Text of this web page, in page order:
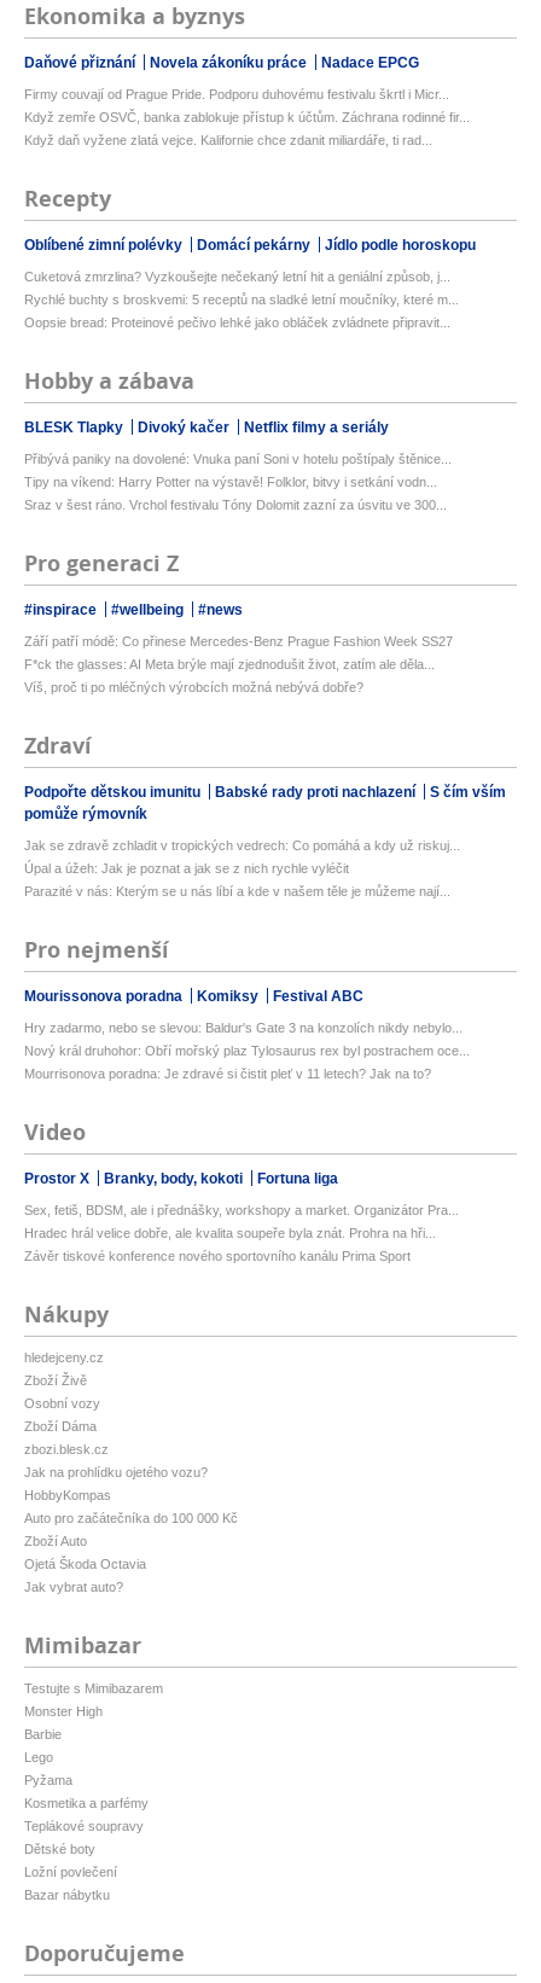
Ekonomika a byznys
Daňové přiznání Novela zákoníku práce Nadace EPCG
Firmy couvají od Prague Pride. Podporu duhovému festivalu škrtl i Micr...
Když zemře OSVČ, banka zablokuje přístup k účtům. Záchrana rodinné fir...
Když daň vyžene zlatá vejce. Kalifornie chce zdanit miliardáře, ti rad...
Recepty
Oblíbené zimní polévky Domácí pekárny Jídlo podle horoskopu
Cuketová zmrzlina? Vyzkoušejte nečekaný letní hit a geniální způsob, j...
Rychlé buchty s broskvemi: 5 receptů na sladké letní moučníky, které m...
Oopsie bread: Proteinové pečivo lehké jako obláček zvládnete připravit...
Hobby a zábava
BLESK Tlapky Divoký kačer Netflix filmy a seriály
Přibývá paniky na dovolené: Vnuka paní Soni v hotelu poštípaly štěnice...
Tipy na víkend: Harry Potter na výstavě! Folklor, bitvy i setkání vodn...
Sraz v šest ráno. Vrchol festivalu Tóny Dolomit zazní za úsvitu ve 300...
Pro generaci Z
#inspirace #wellbeing #news
Září patří módě: Co přinese Mercedes-Benz Prague Fashion Week SS27
F*ck the glasses: AI Meta brýle mají zjednodušit život, zatím ale děla...
Víš, proč ti po mléčných výrobcích možná nebývá dobře?
Zdraví
Podpořte dětskou imunitu Babské rady proti nachlazení
S čím vším
pomůže rýmovník
Jak se zdravě zchladit v tropických vedrech: Co pomáhá a kdy už riskuj...
Úpal a úžeh: Jak je poznat a jak se z nich rychle vyléčit
Parazité v nás: Kterým se u nás líbí a kde v našem těle je můžeme nají...
Pro nejmenší
Mourissonova poradna Komiksy Festival ABC
Hry zadarmo, nebo se slevou: Baldur's Gate 3 na konzolích nikdy nebylo...
Nový král druhohor: Obří mořský plaz Tylosaurus rex byl postrachem oce...
Mourrisonova poradna: Je zdravé si čistit pleť v 11 letech? Jak na to?
Video
Prostor X Branky, body, kokoti Fortuna liga
Sex, fetiš, BDSM, ale i přednášky, workshopy a market. Organizátor Pra...
Hradec hrál velice dobře, ale kvalita soupeře byla znát. Prohra na hři...
Závěr tiskové konference nového sportovního kanálu Prima Sport
Nákupy
hledejceny.cz
Zboží Živě
Osobní vozy
Zboží Dáma
zbozi.blesk.cz
Jak na prohlídku ojetého vozu?
HobbyKompas
Auto pro začátečníka do 100 000 Kč
Zboží Auto
Ojetá Škoda Octavia
Jak vybrat auto?
Mimibazar
Testujte s Mimibazarem
Monster High
Barbie
Lego
Pyžama
Kosmetika a parfémy
Teplákové soupravy
Dětské boty
Ložní povlečení
Bazar nábytku
Doporučujeme